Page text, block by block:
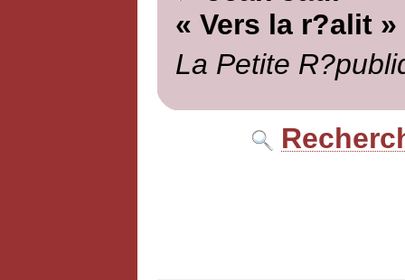
« Vers la r?alit »
La Petite